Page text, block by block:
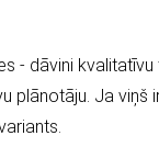
- dāvini
plānotāju. Ja viņš